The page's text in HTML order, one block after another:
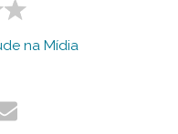
na Mídia
Share